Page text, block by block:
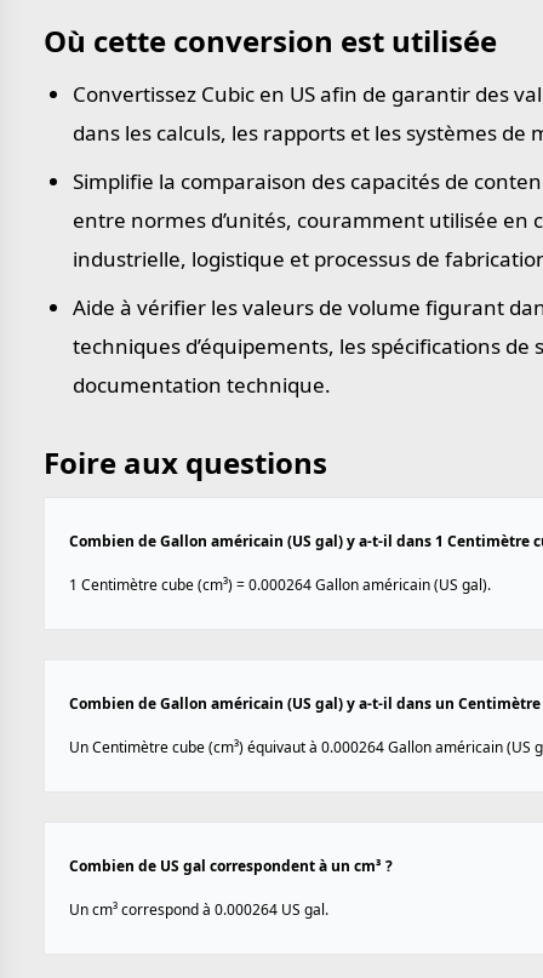
Où cette conversion est utilisée
Convertissez Cubic en US afin de garantir des
dans les calculs, les rapports et les systèmes de
Simplifie la comparaison des capacités de
entre normes d’unités, couramment utilisée en
industrielle, logistique et processus de
Aide à vérifier les valeurs de volume figurant
techniques d’équipements, les spécifications de
documentation technique.
Foire aux questions
Combien de Gallon américain (US gal) y a-t-il dans 1 Centimètre
1 Centimètre cube (cm³) = 0.000264 Gallon américain (US gal).
Combien de Gallon américain (US gal) y a-t-il dans un Centimètre
Un Centimètre cube (cm³) équivaut à 0.000264 Gallon américain (US
Combien de US gal correspondent à un cm³ ?
Un cm³ correspond à 0.000264 US gal.